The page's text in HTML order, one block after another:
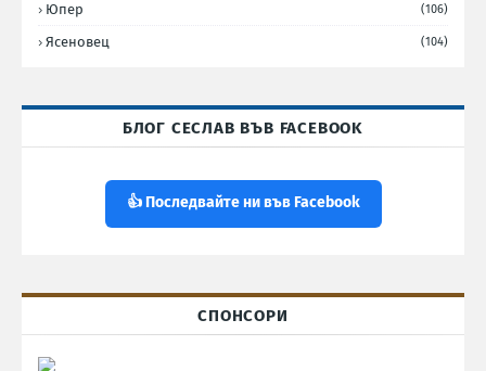
Юпер (106)
Ясеновец (104)
БЛОГ СЕСЛАВ ВЪВ FACEBOOK
👍 Последвайте ни във Facebook
СПОНСОРИ